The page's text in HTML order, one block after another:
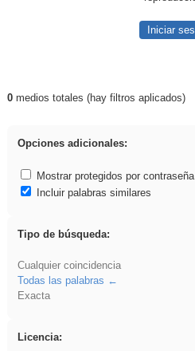
Iniciar
Resultados de: Ahmet
0medios totales (hay filtros aplicados)
Opciones adicionales:
Mostrar protegidos por contraseña
Incluir palabras similares
Tipo de búsqueda:
Cualquier coincidencia
Todas las palabras
Exacta
Licencia: